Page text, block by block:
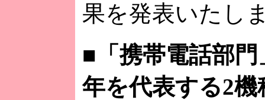
果を発表いたし
■ 「携帯電話部
年を代表する2機